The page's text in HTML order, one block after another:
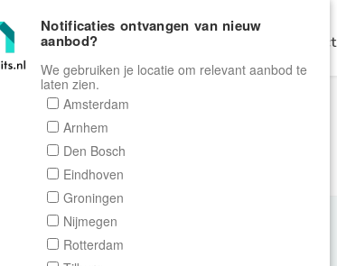
Zoeken Contact
Huurflits
Notificaties ontvangen van nieuw
aanbod?
We gebruiken je locatie om relevant aanbod te
laten zien.
Amsterdam
Arnhem
Den Bosch
Eindhoven
Groningen
Nijmegen
Rotterdam